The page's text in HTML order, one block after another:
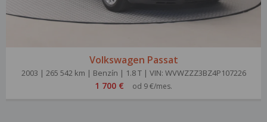
Volkswagen Passat
2003 | 265 542 km | Benzín | 1.8 T | VIN: WVWZZZ3BZ4P107226
1 700 € od 9 €/mes.